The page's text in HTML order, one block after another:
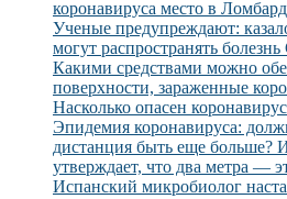
коронавируса место в
Ученые предупреждают:
могут распространять
Какими средствами можно
поверхности, зараженные
Насколько опасен
Эпидемия коронавируса:
дистанция быть еще больше?
утверждает, что два метра —
Испанский микробиолог